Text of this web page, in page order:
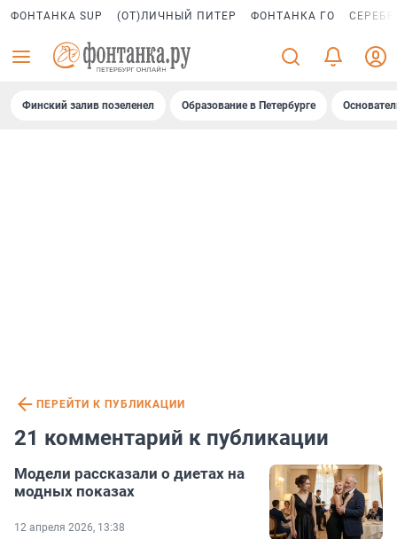
ФОНТАНКА SUP (ОТ)ЛИЧНЫЙ ПИТЕР ФОНТАНКА ГО
Финский залив позеленел Образование в Петербурге
ПЕРЕЙТИ К ПУБЛИКАЦИИ
21 комментарий к публикации
Модели рассказали о диетах на
модных показах
12 апреля 2026, 13:38